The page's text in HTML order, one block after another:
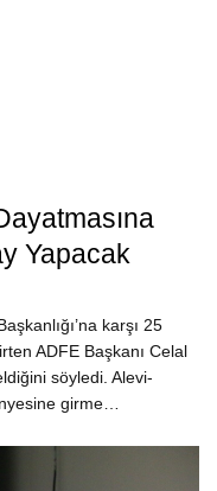
Yapacak
karşı 25
ADFE Başkanı Celal
söyledi. Alevi-
girme…